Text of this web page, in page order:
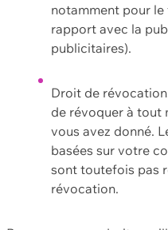
notamment pour
rapport avec la
publicitaires).
Droit de
de révoquer à tout
vous avez donné.
basées sur votre
sont toutefois pas
révocation.